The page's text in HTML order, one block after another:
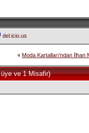
del.icio.us
« Moda Kartalları'ndan İlhan
üye ve 1 Misafir)